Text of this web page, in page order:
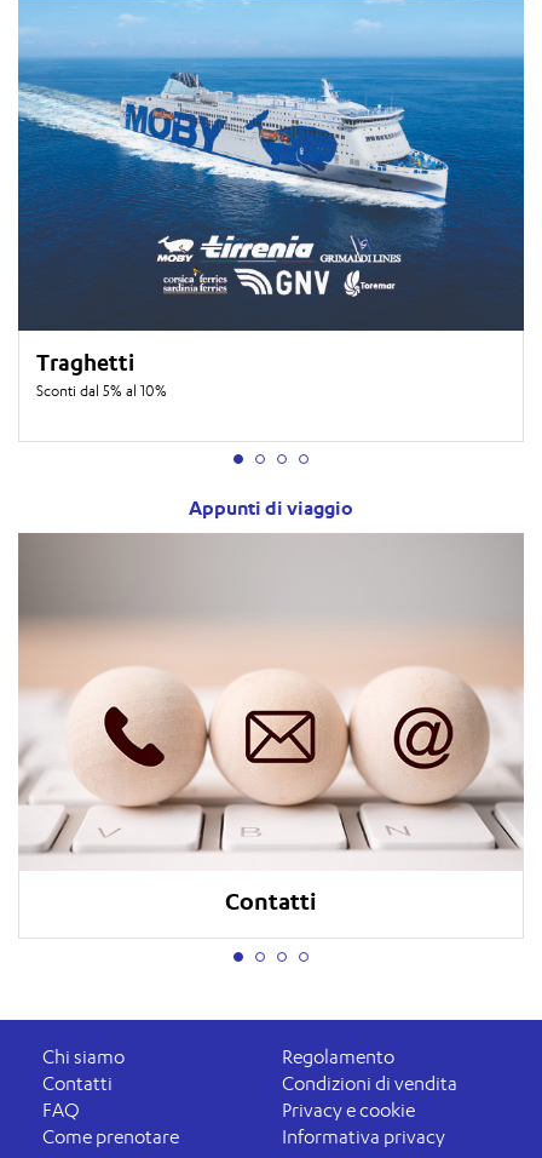
Traghetti
Sconti dal 5% al 10%
Appunti di viaggio
Contatti
Chi siamo
Contatti
FAQ
Come prenotare
Regolamento
Condizioni di vendita
Privacy e cookie
Informativa privacy